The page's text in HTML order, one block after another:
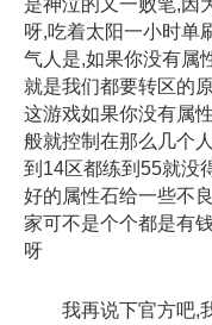
是神泣的又一败笔,因
呀,吃着太阳一小时单
气人是,如果你没有属
就是我们都要转区的
这游戏如果你没有属
般就控制在那么几个
到14区都练到55就没
好的属性石给一些不
家可不是个个都是有
呀
我再说下官方吧,我